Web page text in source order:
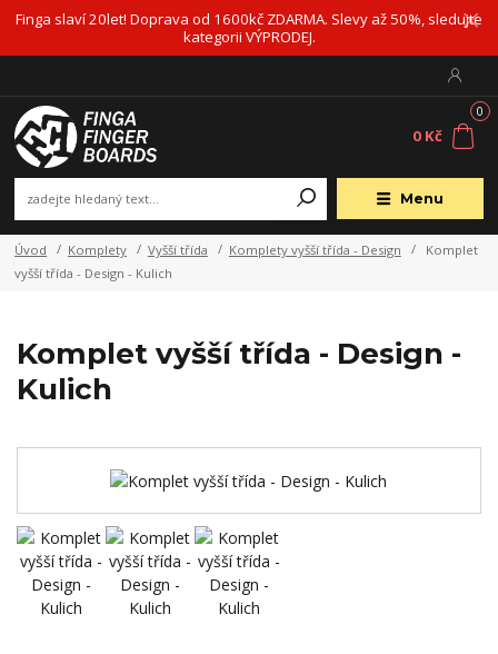
Finga slaví 20let! Doprava od 1600kč ZDARMA. Slevy až 50%, sledujte
kategorii VÝPRODEJ.
Menu
0
0 Kč
Úvod Komplety Vyšší třída Komplety vyšší třída - Design
Komplet
vyšší třída - Design - Kulich
Komplet vyšší třída - Design -
Kulich